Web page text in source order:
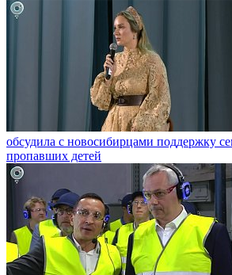
обсудила с новосибирцами поддержку
пропавших детей